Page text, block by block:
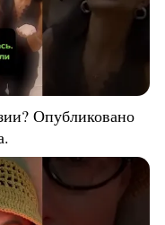
Опубликовано